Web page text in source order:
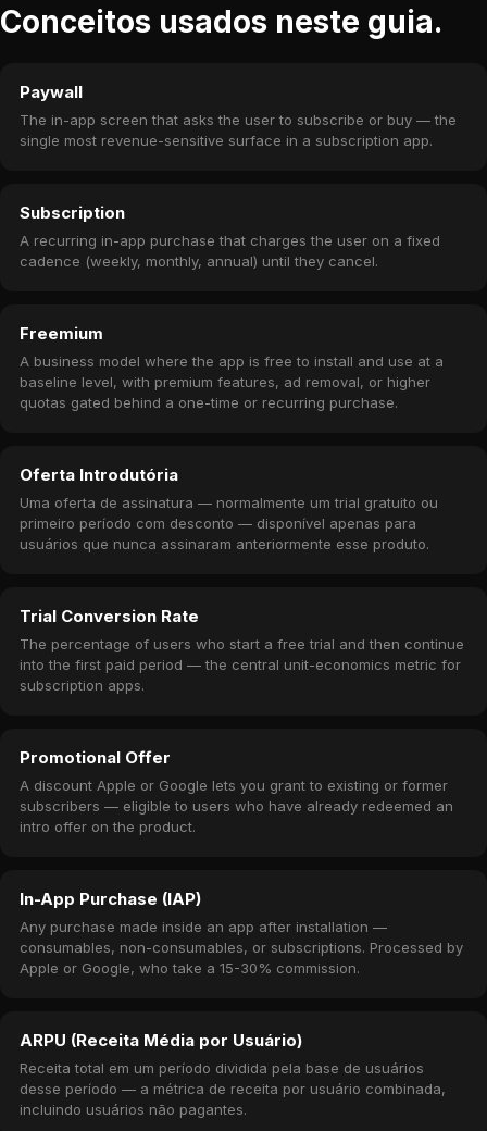
Conceitos usados neste guia.
Paywall
The in-app screen that asks the user to subscribe or buy — the
single most revenue-sensitive surface in a subscription app.
Subscription
A recurring in-app purchase that charges the user on a fixed
cadence (weekly, monthly, annual) until they cancel.
Freemium
A business model where the app is free to install and use at a
baseline level, with premium features, ad removal, or higher
quotas gated behind a one-time or recurring purchase.
Oferta Introdutória
Uma oferta de assinatura — normalmente um trial gratuito ou
primeiro período com desconto — disponível apenas para
usuários que nunca assinaram anteriormente esse produto.
Trial Conversion Rate
The percentage of users who start a free trial and then continue
into the first paid period — the central unit-economics metric for
subscription apps.
Promotional Offer
A discount Apple or Google lets you grant to existing or former
subscribers — eligible to users who have already redeemed an
intro offer on the product.
In-App Purchase (IAP)
Any purchase made inside an app after installation —
consumables, non-consumables, or subscriptions. Processed by
Apple or Google, who take a 15-30% commission.
ARPU (Receita Média por Usuário)
Receita total em um período dividida pela base de usuários
desse período — a métrica de receita por usuário combinada,
incluindo usuários não pagantes.